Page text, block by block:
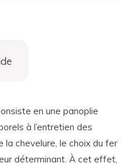
en une panoplie
à l’entretien des
chevelure, le choix du fer
déterminant. À cet effet,